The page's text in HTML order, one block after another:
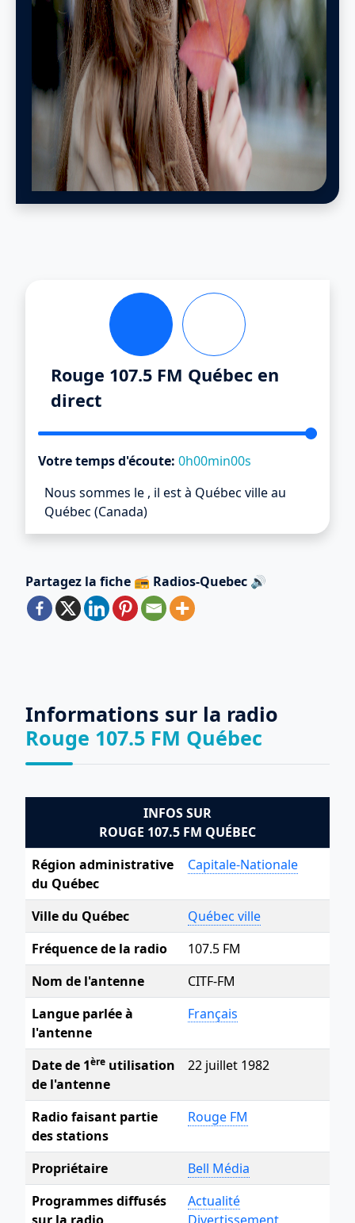
Rouge 107.5 FM Québec en
direct
Votre temps d'écoute: 0h00min00s
Nous sommes le , il està Québec ville au
Québec (Canada)
Partagez la fiche 📻 Radios-Quebec 🔊
Informations sur la radio
Rouge 107.5 FM Québec
INFOS SUR
ROUGE 107.5 FM QUÉBEC
Région administrative
du Québec
Capitale-Nationale
Ville du Québec
Québec ville
Fréquence de la radio
107.5 FM
Nom de l'antenne
CITF-FM
Langue parlée à
l'antenne
Français
Date de 1ère utilisation
de l'antenne
22 juillet 1982
Radio faisant partie
des stations
Rouge FM
Propriétaire
Bell Média
Programmes diffusés
Actualité